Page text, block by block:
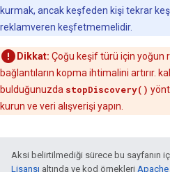
kurmak, ancak keşfeden kişi tekrar
reklamveren keşfetmemelidir.
Dikkat: Çoğu keşif türü için yoğun
bağlantıların kopma ihtimalini artırır.
bulduğunuzda stopDiscovery()
kurun ve veri alışverişi yapın.
Aksi belirtilmediği sürece bu sayfanın
Lisansı altında ve kod örnekleri Apache